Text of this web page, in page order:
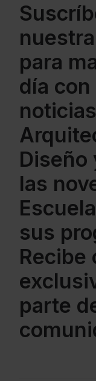
para
día
Diseño
las
sus
Recibe
parte